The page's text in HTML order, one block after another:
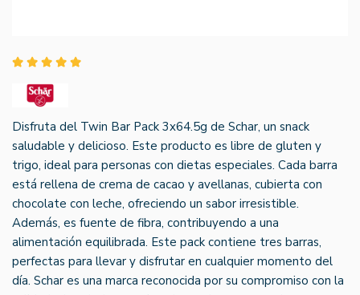
Disfruta del Twin Bar Pack 3x64.5g de Schar, un snack
saludable y delicioso. Este producto es libre de gluten y
trigo, ideal para personas con dietas especiales. Cada barra
está rellena de crema de cacao y avellanas, cubierta con
chocolate con leche, ofreciendo un sabor irresistible.
Además, es fuente de fibra, contribuyendo a una
alimentación equilibrada. Este pack contiene tres barras,
perfectas para llevar y disfrutar en cualquier momento del
día. Schar es una marca reconocida por su compromiso con la